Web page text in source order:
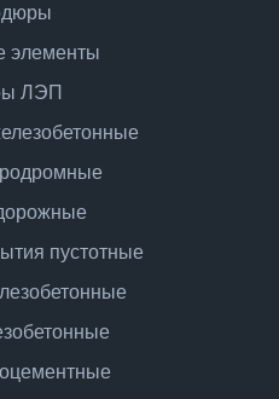
элементы
ЛЭП
пустотные